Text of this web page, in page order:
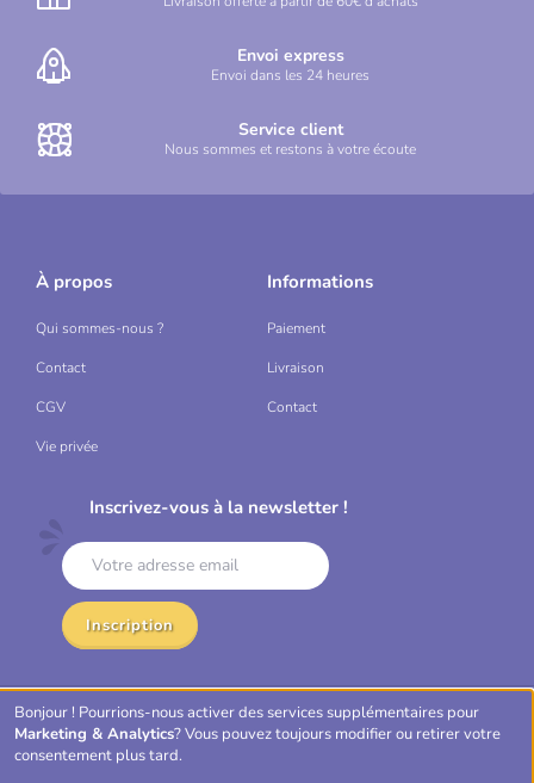
Envoi express
Envoi dans les 24 heures
Service client
Nous sommes et restons à votre écoute
À propos
Qui sommes-nous ?
Contact
CGV
Vie privée
Informations
Paiement
Livraison
Contact
Inscrivez-vous à la newsletter !
Inscription
VISA
Mastercard
Bancontact
Bonjour ! Pourrions-nous activer des services supplémentaires pour
Marketing & Analytics? Vous pouvez toujours modifier ou retirer votre
consentement plus tard.